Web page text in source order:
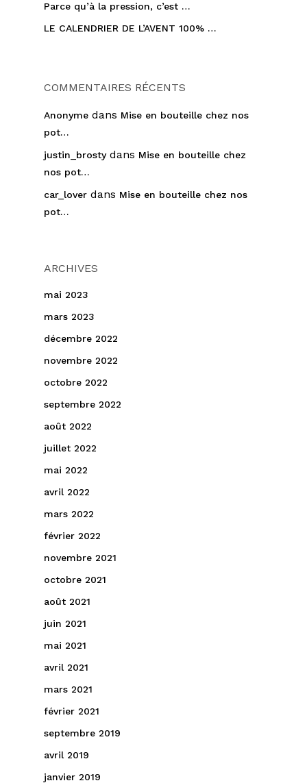
Parce qu’à la pression, c’est …
LE CALENDRIER DE L’AVENT 100% …
COMMENTAIRES RÉCENTS
Anonyme dans Mise en bouteille chez nos
pot…
justin_brostydans Mise en bouteille chez
nos pot…
car_lover dans Mise en bouteille chez nos
pot…
ARCHIVES
mai 2023
mars 2023
décembre 2022
novembre 2022
octobre 2022
septembre 2022
août 2022
juillet 2022
mai 2022
avril 2022
mars 2022
février 2022
novembre 2021
octobre 2021
août 2021
juin 2021
mai 2021
avril 2021
mars 2021
février 2021
septembre 2019
avril 2019
janvier 2019